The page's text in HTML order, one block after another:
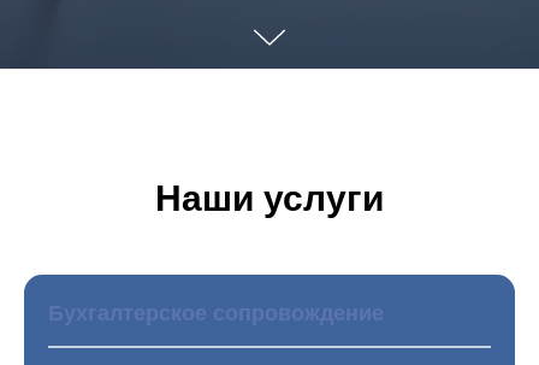
Наши услуги
Бухгалтерское сопровождение